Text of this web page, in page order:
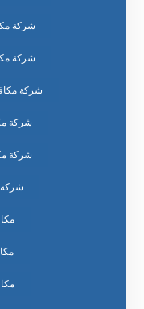
شركة
شركة
شركة
شركة
شركة